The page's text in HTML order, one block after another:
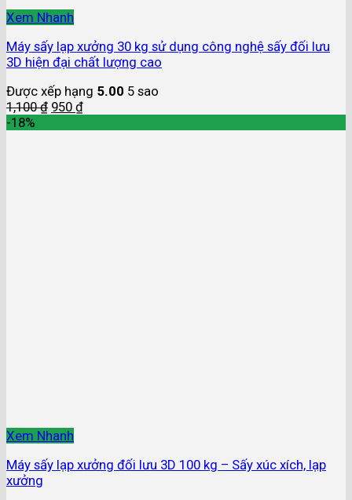
Xem Nhanh
Máy sấy lạp xưởng 30 kg sử dụng công nghệ sấy đối lưu
3D hiện đại chất lượng cao
Được xếp hạng 5.00 5 sao
1,100₫ 950 ₫
-18%
Xem Nhanh
Máy sấy lạp xưởng đối lưu 3D 100 kg – Sấy xúc xích, lạp
xưởng